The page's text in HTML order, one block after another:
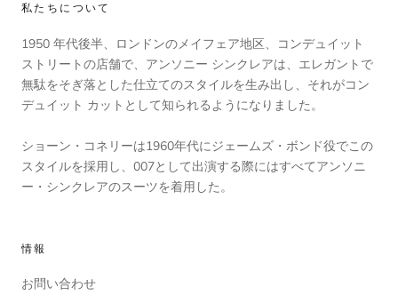
私たちについて
1950 年代後半、ロンドンのメイフェア地区、コンデュイット
ストリートの店舗で、アンソニー シンクレアは、エレガントで
無駄をそぎ落とした仕立てのスタイルを生み出し、それがコン
デュイット カットとして知られるようになりました。
ショーン・コネリーは1960年代にジェームズ・ボンド役でこの
スタイルを採用し、007として出演する際にはすべてアンソニ
ー・シンクレアのスーツを着用した。
情報
お問い合わせ